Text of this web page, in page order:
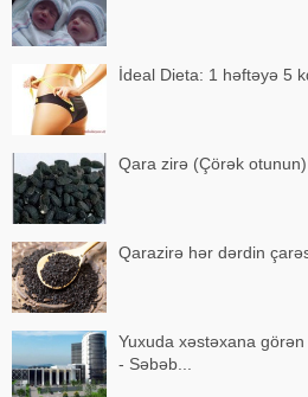
İdeal Dieta: 1 həftəyə 5
Qara zirə (Çörək otunun)
Qarazirə hər dərdin
Yuxuda xəstəxana
- Səbəb...